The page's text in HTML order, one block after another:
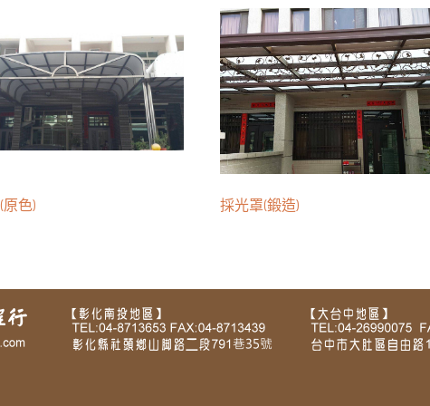
色) 採光罩(鍛造)